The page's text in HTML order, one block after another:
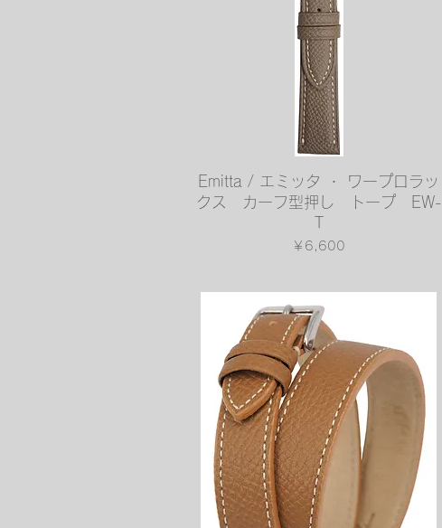
クイックビュー
Emitta / エミッタ ・ ワープロラッ
クス カーフ型押し トープ EW-
価格
￥6,600